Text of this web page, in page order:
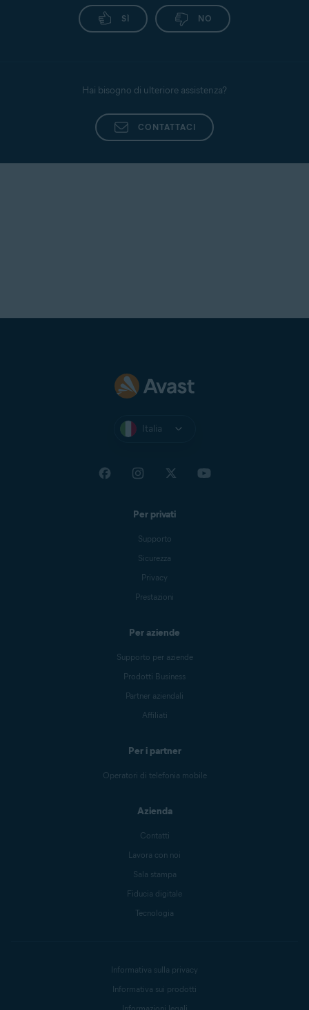
SÌ NO
Hai bisogno di ulteriore assistenza?
CONTATTACI
Italia
Per privati
Supporto
Sicurezza
Privacy
Prestazioni
Per aziende
Supporto per aziende
Prodotti Business
Partner aziendali
Affiliati
Per i partner
Operatori di telefonia mobile
Azienda
Contatti
Lavora con noi
Sala stampa
Fiducia digitale
Tecnologia
Informativa sulla privacy
Informativa sui prodotti